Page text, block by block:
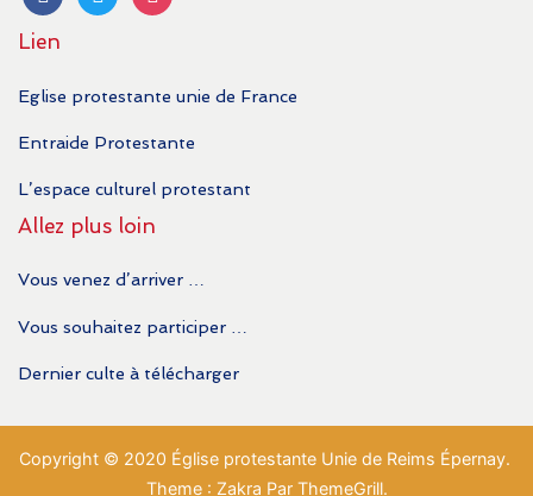
Lien
Eglise protestante unie de France
Entraide Protestante
L’espace culturel protestant
Allez plus loin
Vous venez d’arriver …
Vous souhaitez participer …
Dernier culte à télécharger
Copyright © 2020 Église protestante Unie de Reims Épernay.
Theme : Zakra Par ThemeGrill.